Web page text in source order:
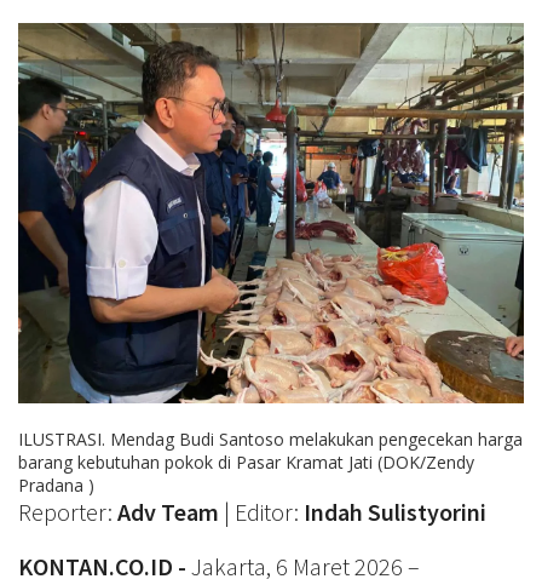
ILUSTRASI. Mendag Budi Santoso melakukan pengecekan harga
barang kebutuhan pokok di Pasar Kramat Jati (DOK/Zendy
Pradana )
Reporter: Adv Team | Editor: Indah Sulistyorini
KONTAN.CO.ID - Jakarta, 6 Maret 2026 –